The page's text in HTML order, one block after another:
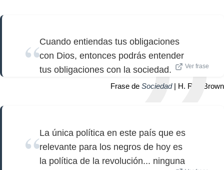
Cuando entiendas tus obligaciones
con Dios, entonces podrás entender
tus obligaciones con la sociedad.
Ver frase
Frase de Sociedad| H. Rap Brown
La única política en este país que es
relevante para los negros de hoy es
la política de la revolución... ninguna